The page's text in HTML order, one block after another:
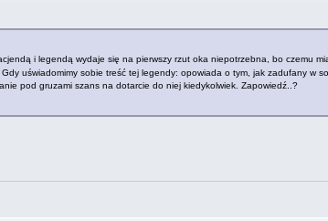
i legendą wydaje się na pierwszy rzut oka niepotrzebna, bo czemu
uświadomimy sobie treść tej legendy: opowiada o tym, jak zadufany w
pod gruzami szans na dotarcie do niej kiedykolwiek. Zapowiedź..?